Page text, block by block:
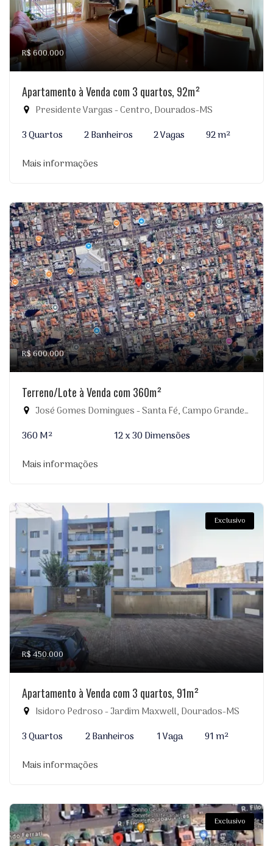
R$ 600.000
Apartamento à Venda com 3 quartos, 92m²
Presidente Vargas - Centro, Dourados-MS
3 Quartos
2 Banheiros 2 Vagas
92 m²
Mais informações
R$ 600.000
Terreno/Lote à Venda com 360m²
José Gomes Domingues - Santa Fé, Campo Grande-MS
360 M²
12 x 30 Dimensões
Mais informações
Exclusivo
R$ 450.000
Apartamento à Venda com 3 quartos, 91m²
Isidoro Pedroso - Jardim Maxwell, Dourados-MS
3 Quartos
2 Banheiros 1 Vaga
91 m²
Mais informações
Exclusivo